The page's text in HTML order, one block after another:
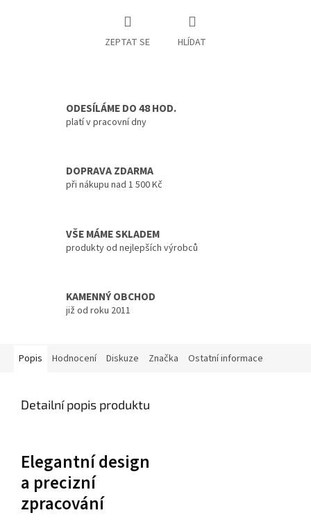
ZEPTAT SE HLÍDAT
ODESÍLÁME DO 48 HOD.
platí v pracovní dny
DOPRAVA ZDARMA
při nákupu nad 1 500 Kč
VŠE MÁME SKLADEM
produkty od nejlepších výrobců
KAMENNÝ OBCHOD
již od roku 2011
Popis Hodnocení Diskuze Značka Ostatní informace
Detailní popis produktu
Elegantní design
a precizní
zpracování